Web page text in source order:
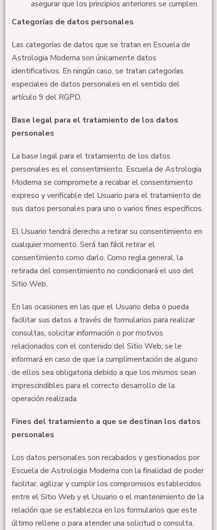
asegurar que los principios anteriores se cumplen.
Categorías de datos personales
Las categorías de datos que se tratan en Escuela de
Astrologia Moderna son únicamente datos
identificativos. En ningún caso, se tratan categorías
especiales de datos personales en el sentido del
artículo 9 del RGPD.
Base legal para el tratamiento de los datos
personales
La base legal para el tratamiento de los datos
personales es el consentimiento. Escuela de Astrologia
Moderna se compromete a recabar el consentimiento
expreso y verificable del Usuario para el tratamiento de
sus datos personales para uno o varios fines específicos.
El Usuario tendrá derecho a retirar su consentimiento en
cualquier momento. Será tan fácil retirar el
consentimiento como darlo. Como regla general, la
retirada del consentimiento no condicionará el uso del
Sitio Web.
En las ocasiones en las que el Usuario deba o pueda
facilitar sus datos a través de formularios para realizar
consultas, solicitar información o por motivos
relacionados con el contenido del Sitio Web, se le
informará en caso de que la cumplimentación de alguno
de ellos sea obligatoria debido a que los mismos sean
imprescindibles para el correcto desarrollo de la
operación realizada.
Fines del tratamiento a que se destinan los datos
personales
Los datos personales son recabados y gestionados por
Escuela de Astrologia Moderna con la finalidad de poder
facilitar, agilizar y cumplir los compromisos establecidos
entre el Sitio Web y el Usuario o el mantenimiento de la
relación que se establezca en los formularios que este
último rellene o para atender una solicitud o consulta.